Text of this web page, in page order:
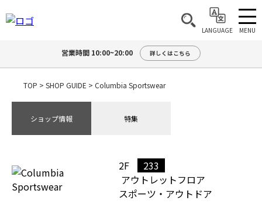
LANGUAGE MENU
営業時間 10:00~20:00 詳しくはこちら
TOP > SHOP GUIDE > Columbia Sportswear
ショップ情報 特集
2F
233
アウトレットフロア
スポーツ・アウトドア